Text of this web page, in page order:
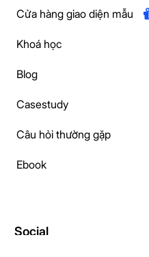
Social
Cửa hàng giao diện mẫu
Khoá học
Blog
Casestudy
Câu hỏi thường gặp
Ebook